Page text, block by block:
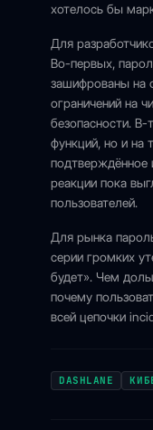
хотелось бы
Для
Во-первых,
зашифрованы на
ограничений на
безопасности.
функций, но и на
подтверждённое
реакции пока
пользователей.
Для рынка
серии громких
будет». Чем
почему
всей цепочки
DASHLANE